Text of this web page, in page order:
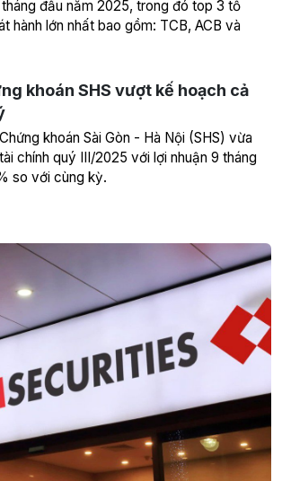
tháng đầu năm 2025, trong đó top 3 tổ
hành lớn nhất bao gồm: TCB, ACB và
khoán SHS vượt kế hoạch cả
khoán Sài Gòn - Hà Nội (SHS) vừa
chính quý III/2025 với lợi nhuận 9 tháng
so với cùng kỳ.